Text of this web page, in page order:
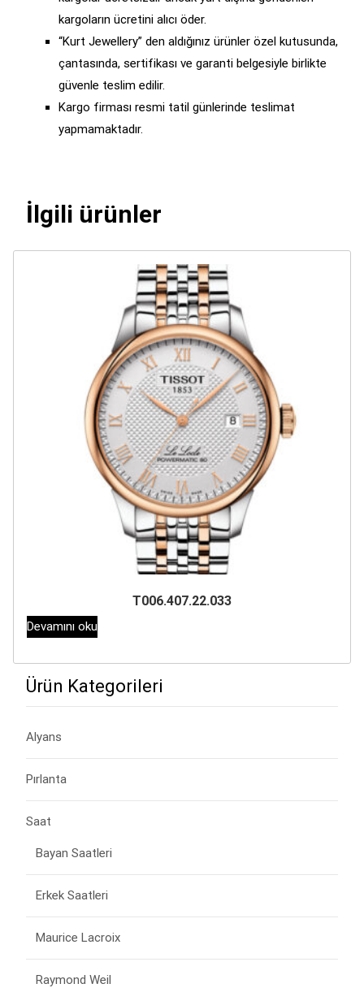
kargoların ücretini alıcı öder.
“Kurt Jewellery” den aldığınız ürünler özel kutusunda,
çantasında, sertifikası ve garanti belgesiyle birlikte
güvenle teslim edilir.
Kargo firması resmi tatil günlerinde teslimat
yapmamaktadır.
İlgili ürünler
T006.407.22.033
Devamını oku
Ürün Kategorileri
Alyans
Pırlanta
Saat
Bayan Saatleri
Erkek Saatleri
Maurice Lacroix
Raymond Weil